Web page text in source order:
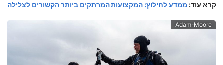
קרא עוד: ממדע לחילוץ: המקצועות המרתקים ביותר הקשורים לצלילה
Adam-Moore